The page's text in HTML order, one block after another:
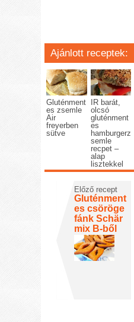
Ajánlott receptek:
Gluténment
es zsemle
Air
freyerben
sütve
IR barát,
olcsó
gluténment
es
hamburgerz
semle
recpet –
alap
lisztekkel
Előző recept
Gluténment
es csöröge
fánk Schär
mix B-ből